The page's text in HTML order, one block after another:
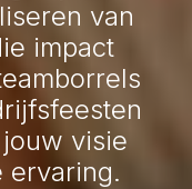
van
impact
visie
ervaring.